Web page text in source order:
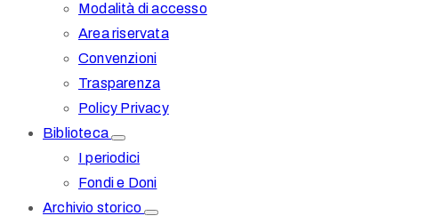
Modalità di accesso
Area riservata
Convenzioni
Trasparenza
Policy Privacy
Biblioteca
I periodici
Fondi e Doni
Archivio storico